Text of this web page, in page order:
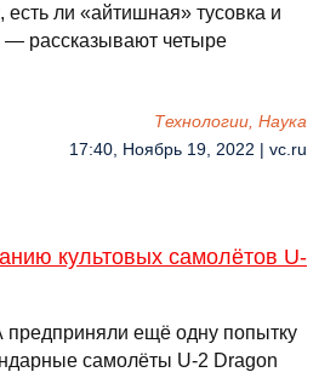
ли «айтишная» тусовка и
— рассказывают четыре
Технологии, Наука
17:40, Ноябрь 19, 2022 | vc.ru
культовых самолётов U-
ещё одну попытку
самолёты U-2 Dragon